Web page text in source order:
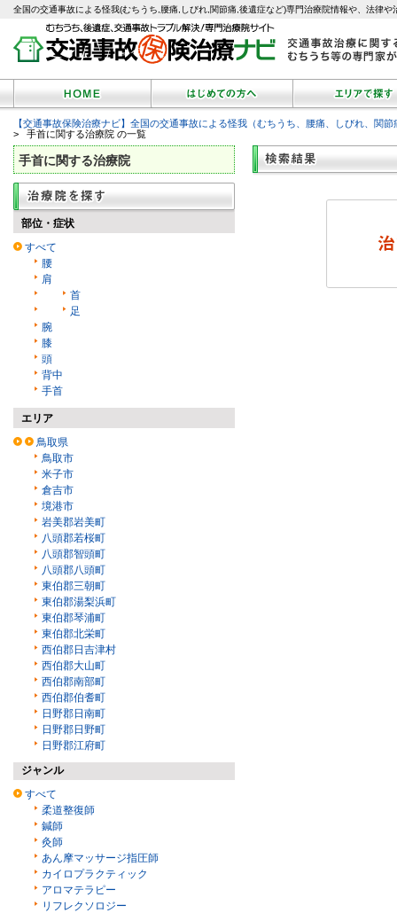
全国の交通事故による怪我(むちうち,腰痛,しびれ,関節痛,後遺症など)専門治療院情報や、法律
【交通事故保険治療ナビ】全国の交通事故による怪我（むちうち、腰痛、しびれ、関
> 手首に関する治療院 の一覧
手首に関する治療院
部位・症状
すべて
腰
肩
首
足
腕
膝
頭
背中
手首
エリア
鳥取県
鳥取市
米子市
倉吉市
境港市
岩美郡岩美町
八頭郡若桜町
八頭郡智頭町
八頭郡八頭町
東伯郡三朝町
東伯郡湯梨浜町
東伯郡琴浦町
東伯郡北栄町
西伯郡日吉津村
西伯郡大山町
西伯郡南部町
西伯郡伯耆町
日野郡日南町
日野郡日野町
日野郡江府町
ジャンル
すべて
柔道整復師
鍼師
灸師
あん摩マッサージ指圧師
カイロプラクティック
アロマテラピー
リフレクソロジー